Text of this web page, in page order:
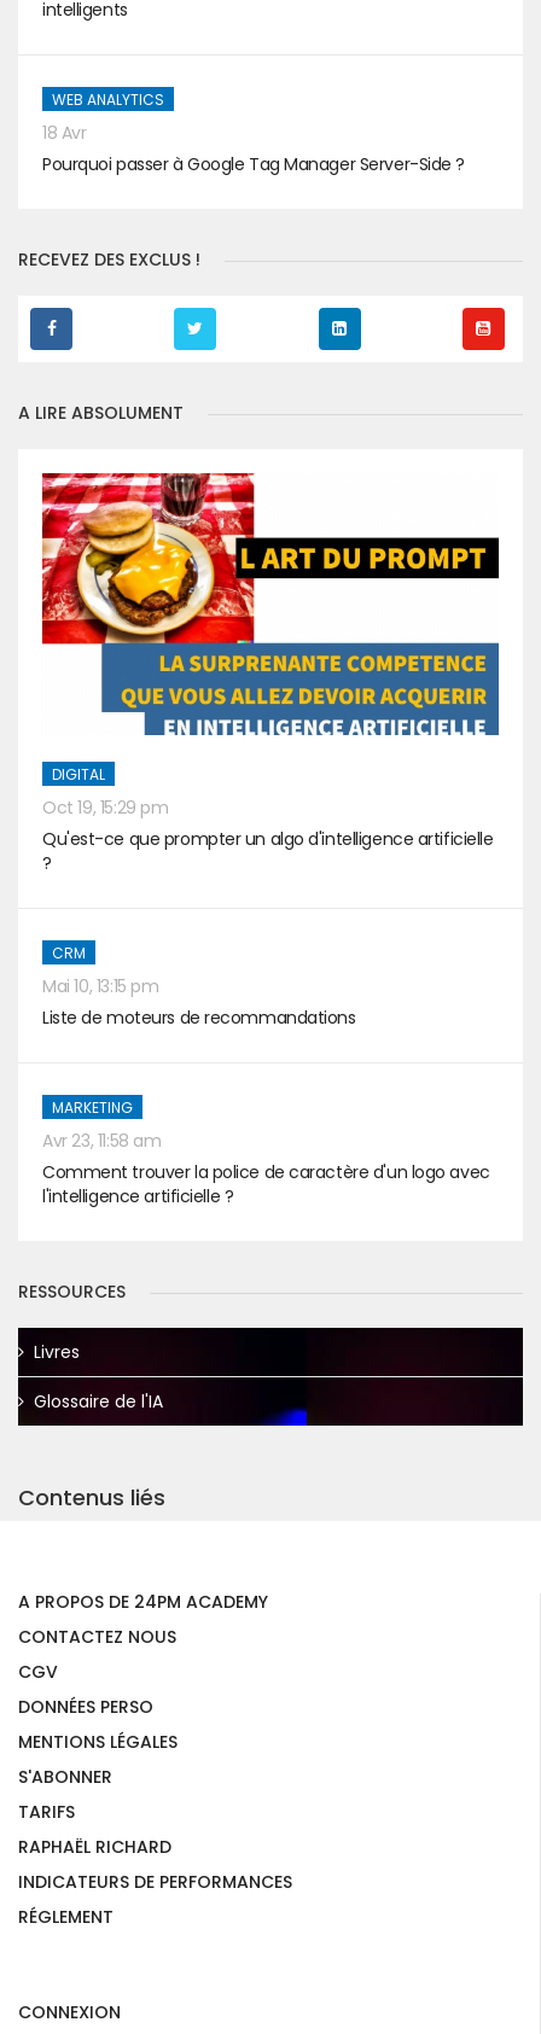
intelligents
WEB ANALYTICS
18 Avr
Pourquoi passer à Google Tag Manager Server-Side ?
RECEVEZ DES EXCLUS !
A LIRE ABSOLUMENT
DIGITAL
Oct 19, 15:29 pm
Qu'est-ce que prompter un algo d'intelligence artificielle
?
CRM
Mai 10, 13:15 pm
Liste de moteurs de recommandations
MARKETING
Avr 23, 11:58 am
Comment trouver la police de caractère d'un logo avec
l'intelligence artificielle ?
RESSOURCES
Livres
Glossaire de l'IA
Contenus liés
A PROPOS DE 24PM ACADEMY
CONTACTEZ NOUS
CGV
DONNÉES PERSO
MENTIONS LÉGALES
S'ABONNER
TARIFS
RAPHAËL RICHARD
INDICATEURS DE PERFORMANCES
RÉGLEMENT
CONNEXION